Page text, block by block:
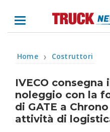
Home ❯ Costruttori
IVECO
noleggio con la
di GATE a
attività di